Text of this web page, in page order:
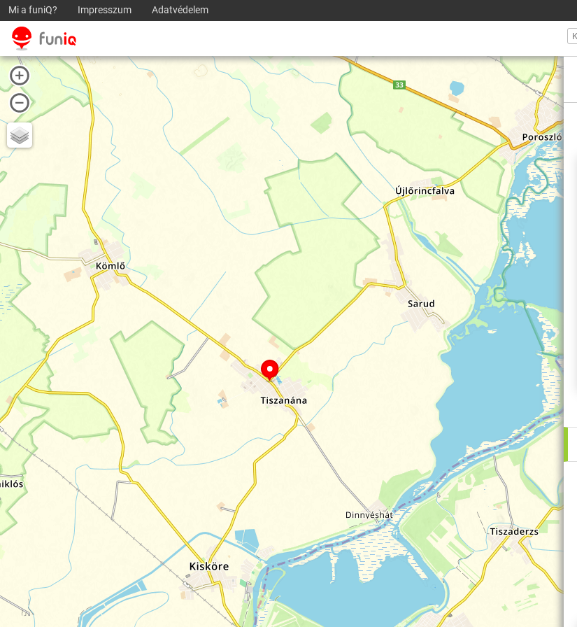
Mi a funiQ? Impresszum Adatvédelem